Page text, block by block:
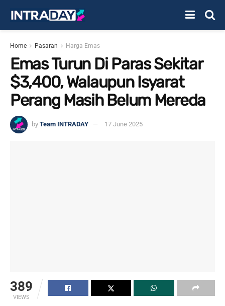
Home Pasaran Harga Emas
Emas Turun Di Paras Sekitar
$3,400, Walaupun Isyarat
Perang Masih Belum Mereda
by Team INTRADAY 17 June 2025
389
VIEWS